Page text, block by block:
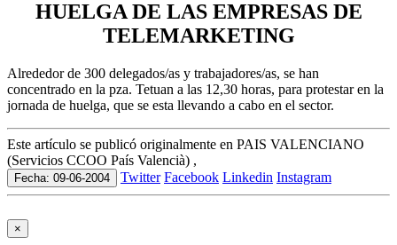
HUELGA DE LAS EMPRESAS DE
TELEMARKETING
Alrededor de 300 delegados/as y trabajadores/as, se han
concentrado en la pza. Tetuan a las 12,30 horas, para protestar en la
jornada de huelga, que se esta llevando a cabo en el sector.
Este artículo se publicó originalmente en PAIS VALENCIANO
(Servicios CCOO País Valencià) ,
Fecha: 09-06-2004 Twitter Facebook Linkedin Instagram
×